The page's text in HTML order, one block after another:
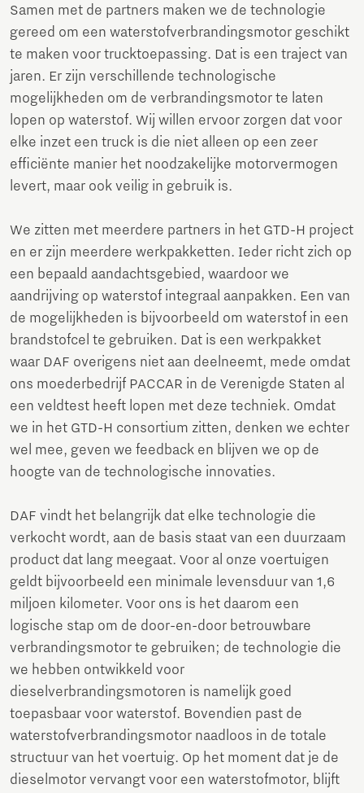
Samen met de partners maken we de technologie
gereed om een waterstofverbrandingsmotor geschikt
te maken voor trucktoepassing. Dat is een traject van
jaren. Er zijn verschillende technologische
mogelijkheden om de verbrandingsmotor te laten
lopen op waterstof. Wij willen ervoor zorgen dat voor
elke inzet een truck is die niet alleen op een zeer
efficiënte manier het noodzakelijke motorvermogen
levert, maar ook veilig in gebruik is.
We zitten met meerdere partners in het GTD-H project
en er zijn meerdere werkpakketten. Ieder richt zich op
een bepaald aandachtsgebied, waardoor we
aandrijving op waterstof integraal aanpakken. Een van
de mogelijkheden is bijvoorbeeld om waterstof in een
brandstofcel te gebruiken. Dat is een werkpakket
waar DAF overigens niet aan deelneemt, mede omdat
ons moederbedrijf PACCAR in de Verenigde Staten al
een veldtest heeft lopen met deze techniek. Omdat
we in het GTD-H consortium zitten, denken we echter
wel mee, geven we feedback en blijven we op de
hoogte van de technologische innovaties.
DAF vindt het belangrijk dat elke technologie die
verkocht wordt, aan de basis staat van een duurzaam
product dat lang meegaat. Voor al onze voertuigen
geldt bijvoorbeeld een minimale levensduur van 1,6
miljoen kilometer. Voor ons is het daarom een
logische stap om de door-en-door betrouwbare
verbrandingsmotor te gebruiken; de technologie die
we hebben ontwikkeld voor
dieselverbrandingsmotoren is namelijk goed
toepasbaar voor waterstof. Bovendien past de
waterstofverbrandingsmotor naadloos in de totale
structuur van het voertuig. Op het moment dat je de
dieselmotor vervangt voor een waterstofmotor, blijft